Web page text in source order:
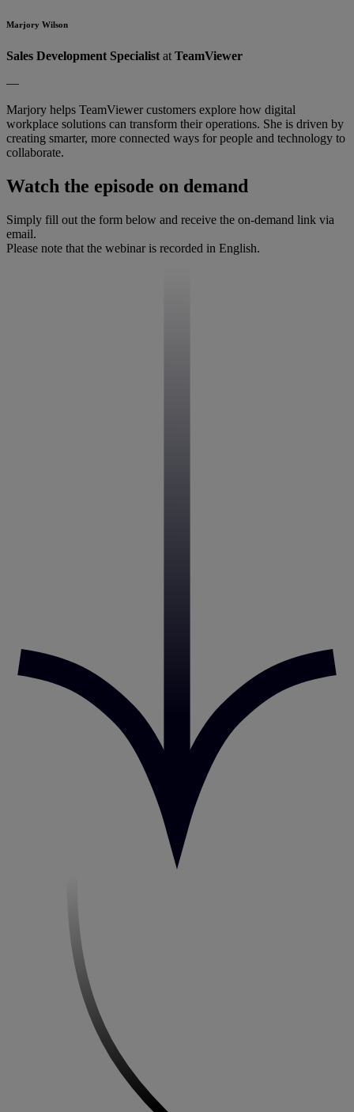
Marjory Wilson
Sales Development Specialist atTeamViewer
—
Marjory helps TeamViewer customers explore how digital
workplace solutions can transform their operations. She is driven by
creating smarter, more connected ways for people and technology to
collaborate.
Watch the episode on demand
Simply fill out the form below and receive the on-demand link via
email.
Please note that the webinar is recorded in English.